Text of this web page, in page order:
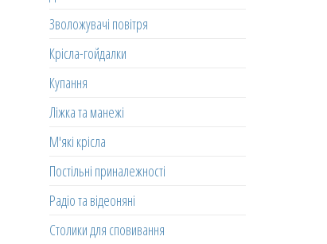
Зволожувачі повітря
Крісла-гойдалки
Купання
Ліжка та манежі
М'які крісла
Постільні приналежності
Радіо та відеоняні
Столики для сповивання